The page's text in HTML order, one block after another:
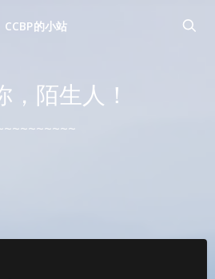
CCBP的小站
，陌生人！